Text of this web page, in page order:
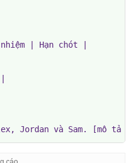
| Hạn chót |
Jordan và Sam. [mô tả